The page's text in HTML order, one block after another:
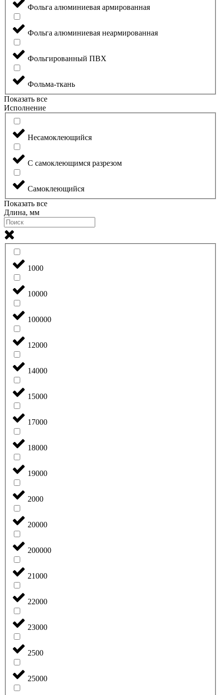
Фольга алюминиевая армированная
Фольга алюминиевая неармированная
Фольгированный ПВХ
Фольма-ткань
Показать все
Исполнение
Несамоклеющийся
С самоклеющимся разрезом
Самоклеющийся
Показать все
Длина, мм
1000
10000
100000
12000
14000
15000
17000
18000
19000
2000
20000
200000
21000
22000
23000
2500
25000